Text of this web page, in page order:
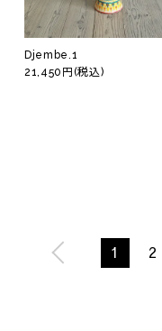
Djembe.1
21,450円(税込)
1 2